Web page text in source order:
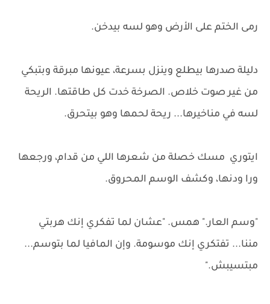
رمى الختم على الأرض وهو لسه بيدخن.
دليلة صدرها بيطلع وينزل بسرعة، عيونها مبرقة وبتبكي
من غير صوت خلاص. الصرخة خدت كل طاقتها. الريحة
لسه في مناخيرها... ريحة لحمها وهو بيتحرق.
ايتوري مسك خصلة من شعرها اللي من قدام، ورجعها
ورا ودنها، وكشف الوسم المحروق.
"وسم العار." همس. "عشان لما تفكري إنك هربتي
مننا... تفتكري إنك موسومة. وإن المافيا لما بتوسم...
مبتسيبش."